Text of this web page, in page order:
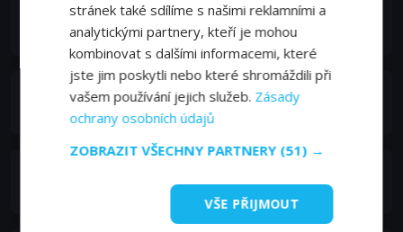
Kelly Macdonald
Pauline Turner
stránek také sdílíme s našimi reklamními a
analytickými partnery, kteří je mohou
kombinovat s dalšími informacemi, které
jste jim poskytli nebo které shromáždili při
vašem používání jejich služeb. Zásady
ochrany osobních údajů
ZOBRAZIT VŠECHNY PARTNERY (51) →
VŠE PŘIJMOUT